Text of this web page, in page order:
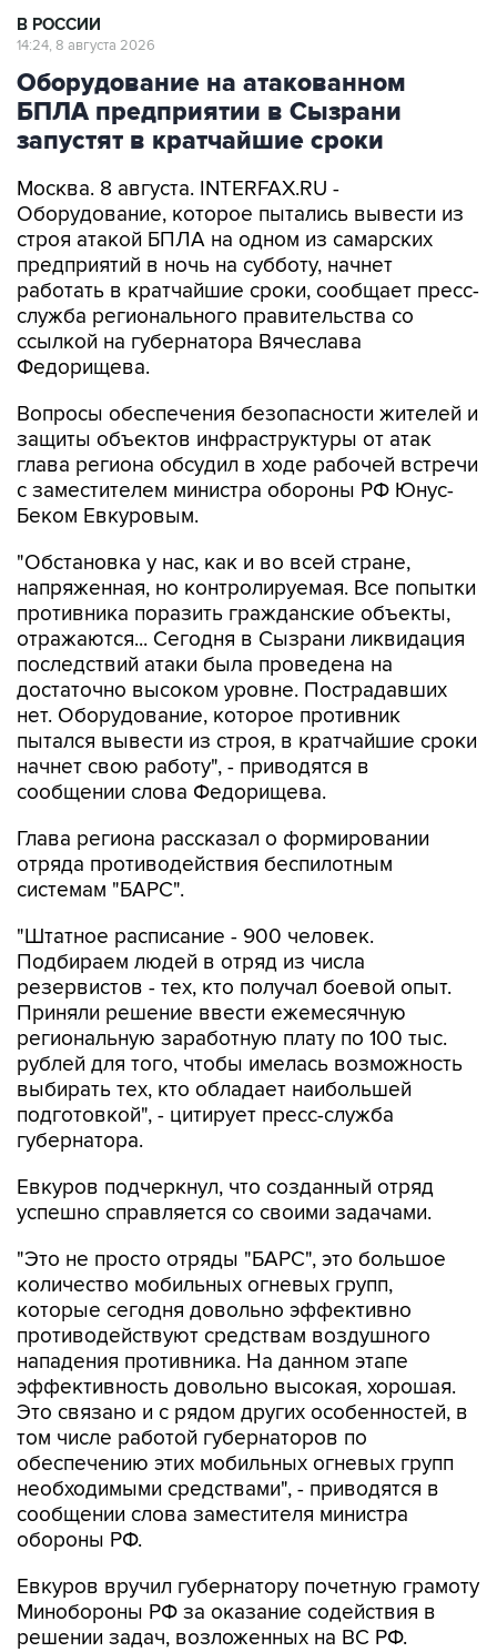
В РОССИИ
14:24, 8 августа 2026
Оборудование на атакованном
БПЛА предприятии в Сызрани
запустят в кратчайшие сроки
Москва. 8 августа. INTERFAX.RU -
Оборудование, которое пытались вывести из
строя атакой БПЛА на одном из самарских
предприятий в ночь на субботу, начнет
работать в кратчайшие сроки, сообщает пресс-
служба регионального правительства со
ссылкой на губернатора Вячеслава
Федорищева.
Вопросы обеспечения безопасности жителей и
защиты объектов инфраструктуры от атак
глава региона обсудил в ходе рабочей встречи
с заместителем министра обороны РФ Юнус-
Беком Евкуровым.
"Обстановка у нас, как и во всей стране,
напряженная, но контролируемая. Все попытки
противника поразить гражданские объекты,
отражаются... Сегодня в Сызрани ликвидация
последствий атаки была проведена на
достаточно высоком уровне. Пострадавших
нет. Оборудование, которое противник
пытался вывести из строя, в кратчайшие сроки
начнет свою работу", - приводятся в
сообщении слова Федорищева.
Глава региона рассказал о формировании
отряда противодействия беспилотным
системам "БАРС".
"Штатное расписание - 900 человек.
Подбираем людей в отряд из числа
резервистов - тех, кто получал боевой опыт.
Приняли решение ввести ежемесячную
региональную заработную плату по 100 тыс.
рублей для того, чтобы имелась возможность
выбирать тех, кто обладает наибольшей
подготовкой", - цитирует пресс-служба
губернатора.
Евкуров подчеркнул, что созданный отряд
успешно справляется со своими задачами.
"Это не просто отряды "БАРС", это большое
количество мобильных огневых групп,
которые сегодня довольно эффективно
противодействуют средствам воздушного
нападения противника. На данном этапе
эффективность довольно высокая, хорошая.
Это связано и с рядом других особенностей, в
том числе работой губернаторов по
обеспечению этих мобильных огневых групп
необходимыми средствами", - приводятся в
сообщении слова заместителя министра
обороны РФ.
Евкуров вручил губернатору почетную грамоту
Минобороны РФ за оказание содействия в
решении задач, возложенных на ВС РФ.